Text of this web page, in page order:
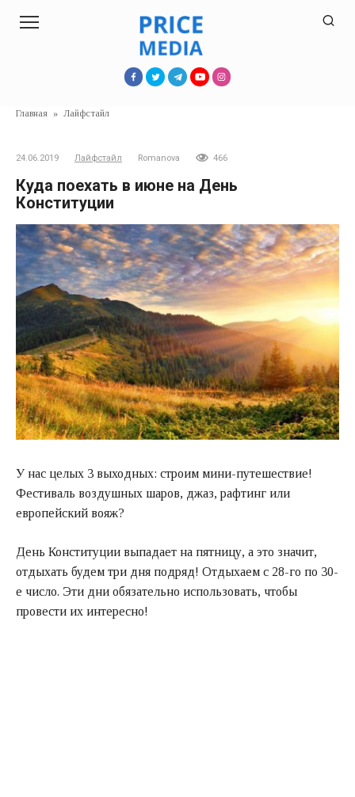
Главная » Лайфстайл
24.06.2019 Лайфстайл Romanova 466
Куда поехать в июне на День
Конституции
У нас целых 3 выходных: строим мини-путешествие!
Фестиваль воздушных шаров, джаз, рафтинг или
европейский вояж?
День Конституции выпадает на пятницу, а это значит,
отдыхать будем три дня подряд! Отдыхаем с 28-го по 30-
е число. Эти дни обязательно использовать, чтобы
провести их интересно!